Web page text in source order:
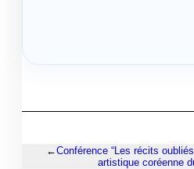
←Conférence “Les récits
artistique coréenne